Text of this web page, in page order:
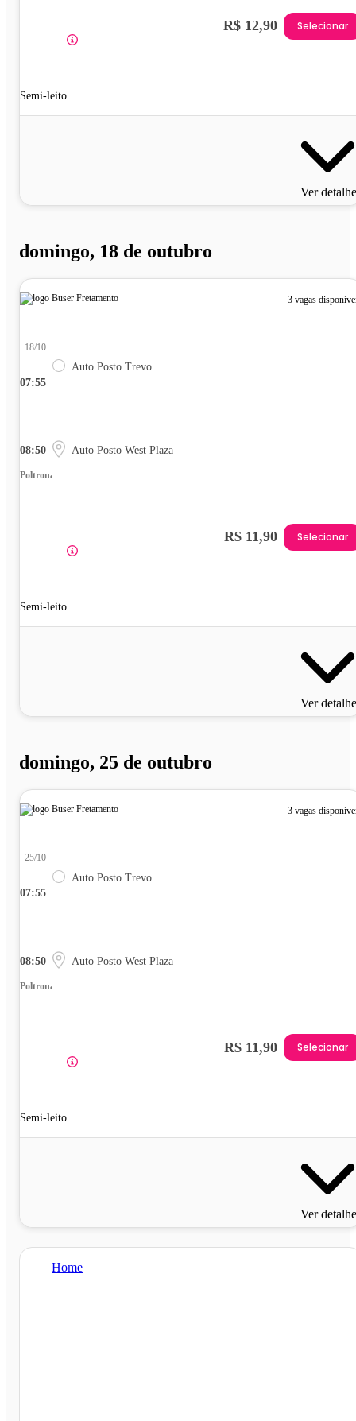
Semi-leito
R$ 12,90 Selecionar
Ver
domingo, 18 de outubro
3 vagas
07:55
18/10
Auto Posto Trevo
08:50 Auto Posto West Plaza
Poltrona
Semi-leito
R$ 11,90 Selecionar
Ver
domingo, 25 de outubro
3 vagas
07:55
25/10
Auto Posto Trevo
08:50 Auto Posto West Plaza
Poltrona
Semi-leito
R$ 11,90 Selecionar
Ver
Home